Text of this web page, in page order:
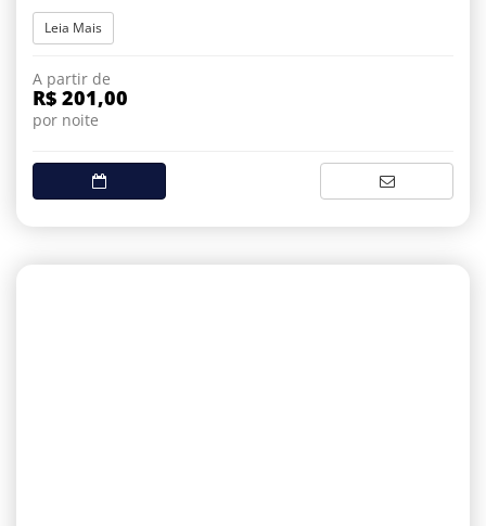
Leia Mais
A partir de
R$ 201,00
por noite